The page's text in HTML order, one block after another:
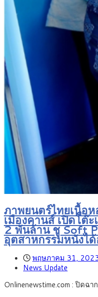
ภาพยนตร์ไทยเนื้อ
เมืองคานส์ เปิดโต๊
2 พันล้าน ชู Soft
อุตสาหกรรมหนังได้
พฤษภาคม 31,
News Update
Onlinenewstime.com : ปิดฉ